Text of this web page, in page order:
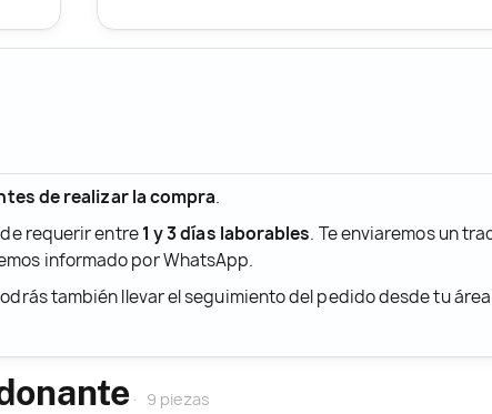
de realizar la compra.
requerir entre1 y 3 días laborables. Te enviaremos un
informado por WhatsApp.
también llevar el seguimiento del pedido desde tu
9 piezas